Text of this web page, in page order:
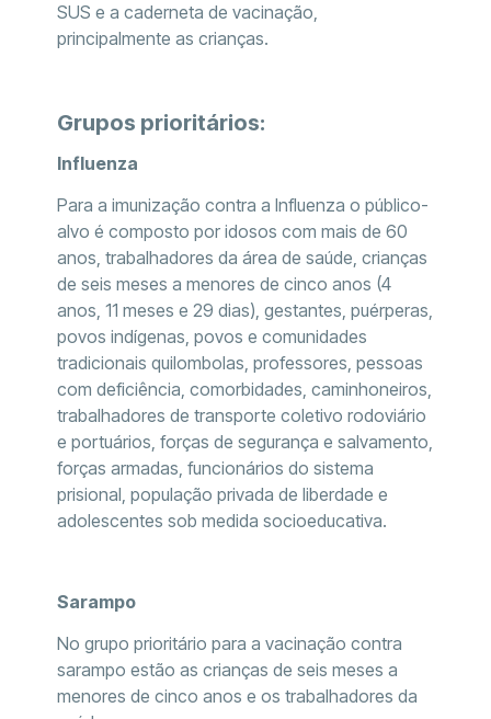
SUS e a caderneta de vacinação,
principalmente as crianças.
Grupos prioritários:
Influenza
Para a imunização contra a Influenza o público-
alvo é composto por idosos com mais de 60
anos, trabalhadores da área de saúde, crianças
de seis meses a menores de cinco anos (4
anos, 11 meses e 29 dias), gestantes, puérperas,
povos indígenas, povos e comunidades
tradicionais quilombolas, professores, pessoas
com deficiência, comorbidades, caminhoneiros,
trabalhadores de transporte coletivo rodoviário
e portuários, forças de segurança e salvamento,
forças armadas, funcionários do sistema
prisional, população privada de liberdade e
adolescentes sob medida socioeducativa.
Sarampo
No grupo prioritário para a vacinação contra
sarampo estão as crianças de seis meses a
menores de cinco anos e os trabalhadores da